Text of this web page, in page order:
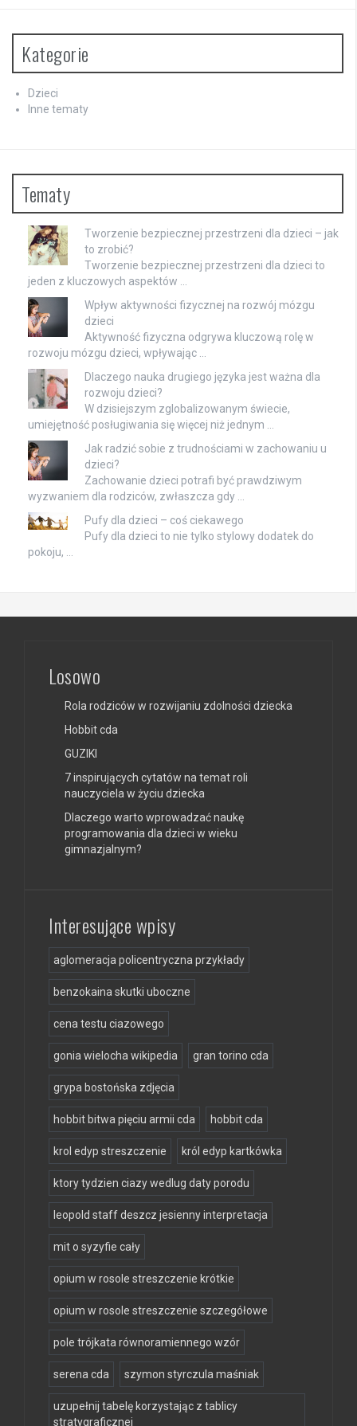
Kategorie
Dzieci
Inne tematy
Tematy
Tworzenie bezpiecznej przestrzeni dla dzieci – jak
to zrobić?
Tworzenie bezpiecznej przestrzeni dla dzieci to
jeden z kluczowych aspektów …
Wpływ aktywności fizycznej na rozwój mózgu
dzieci
Aktywność fizyczna odgrywa kluczową rolę w
rozwoju mózgu dzieci, wpływając …
Dlaczego nauka drugiego języka jest ważna dla
rozwoju dzieci?
W dzisiejszym zglobalizowanym świecie,
umiejętność posługiwania się więcej niż jednym …
Jak radzić sobie z trudnościami w zachowaniu u
dzieci?
Zachowanie dzieci potrafi być prawdziwym
wyzwaniem dla rodziców, zwłaszcza gdy …
Pufy dla dzieci – coś ciekawego
Pufy dla dzieci to nie tylko stylowy dodatek do
pokoju, …
Losowo
Rola rodziców w rozwijaniu zdolności dziecka
Hobbit cda
GUZIKI
7 inspirujących cytatów na temat roli
nauczyciela w życiu dziecka
Dlaczego warto wprowadzać naukę
programowania dla dzieci w wieku
gimnazjalnym?
Interesujące wpisy
aglomeracja policentryczna przykłady
benzokaina skutki uboczne
cena testu ciazowego
gonia wielocha wikipedia gran torino cda
grypa bostońska zdjęcia
hobbit bitwa pięciu armii cda hobbit cda
krol edyp streszczenie król edyp kartkówka
ktory tydzien ciazy wedlug daty porodu
leopold staff deszcz jesienny interpretacja
mit o syzyfie cały
opium w rosole streszczenie krótkie
opium w rosole streszczenie szczegółowe
pole trójkata równoramiennego wzór
serena cda szymon styrczula maśniak
uzupełnij tabelę korzystając z tablicy
stratygraficznej